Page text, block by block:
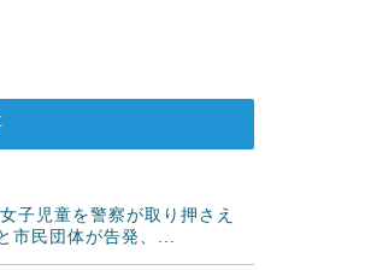
子児童を警察が取り押さえ
市民団体が告発、...